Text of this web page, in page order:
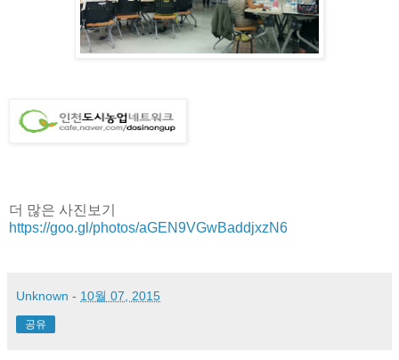
더 많은 사진보기
https://goo.gl/photos/aGEN9VGwBaddjxzN6
Unknown - 10월 07, 2015
공유